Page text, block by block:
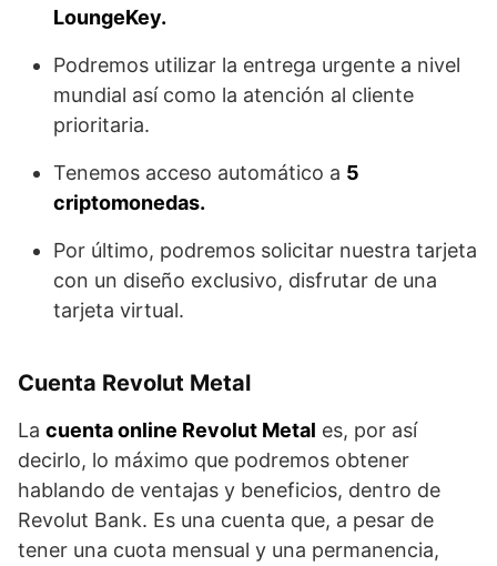
LoungeKey.
Podremos utilizar la entrega urgente a nivel
mundial así como la atención al cliente
prioritaria.
Tenemos acceso automático a 5
criptomonedas.
Por último, podremos solicitar nuestra tarjeta
con un diseño exclusivo, disfrutar de una
tarjeta virtual.
Cuenta Revolut Metal
La cuenta online Revolut Metal es, por así
decirlo, lo máximo que podremos obtener
hablando de ventajas y beneficios, dentro de
Revolut Bank. Es una cuenta que, a pesar de
tener una cuota mensual y una permanencia,